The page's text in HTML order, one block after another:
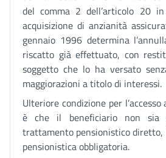
del comma 2 dell’articolo 20 in
acquisizione di anzianità
gennaio 1996 determina
riscatto già effettuato, con
soggetto che lo ha versato
maggiorazioni a titolo di interessi.
Ulteriore condizione per
è che il beneficiario non
trattamento pensionistico diretto,
pensionistica obbligatoria.